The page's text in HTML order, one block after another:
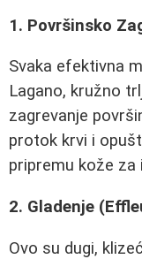
1. Površinsko
Svaka efektivna
Lagano, kružno
zagrevanje
protok krvi i
pripremu kože za
2. Gladenje
Ovo su dugi,